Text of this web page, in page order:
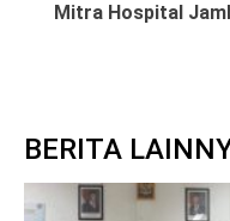
Mitra Hospital
BERITA